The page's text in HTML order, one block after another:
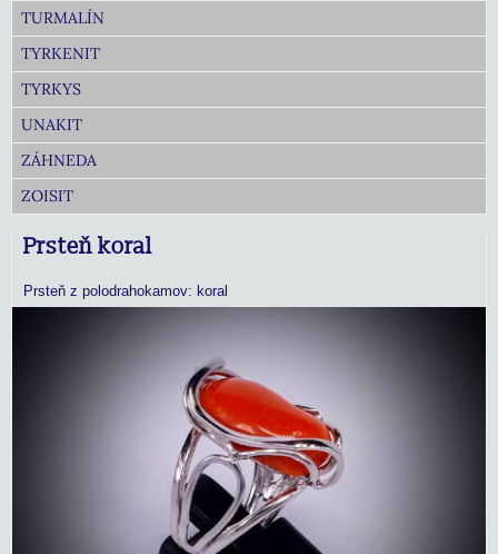
TURMALÍN
TYRKENIT
TYRKYS
UNAKIT
ZÁHNEDA
ZOISIT
Prsteň koral
Prsteň z polodrahokamov: koral